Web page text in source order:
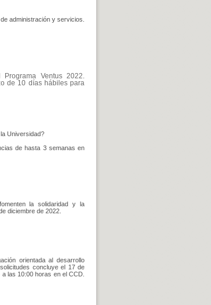
administración y servicios.
Ventus 2022.
de 10 días hábiles para
Universidad?
de hasta 3 semanas en
la solidaridad y la
diciembre de 2022.
orientada al desarrollo
concluye el 17 de
las 10:00 horas en el CCD.